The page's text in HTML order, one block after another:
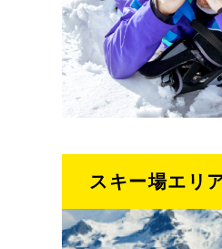
スキー場エリ